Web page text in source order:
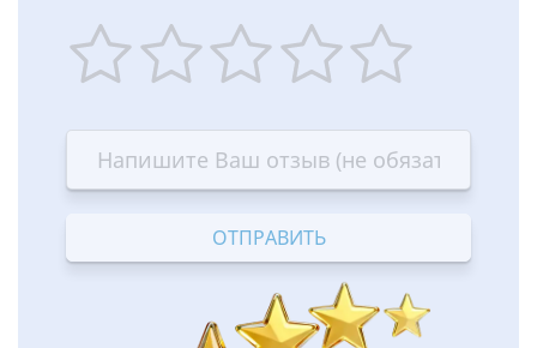
star
Terrible
stars
—
Bad
stars
—
OK
stars
—
Good
stars
—
Excellent